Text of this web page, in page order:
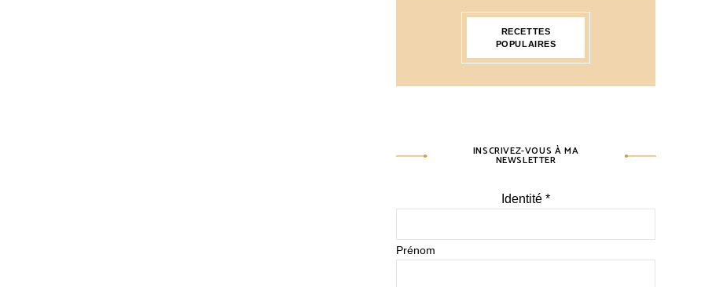
RECETTES
POPULAIRES
INSCRIVEZ-VOUS À MA
NEWSLETTER
Identité *
Prénom